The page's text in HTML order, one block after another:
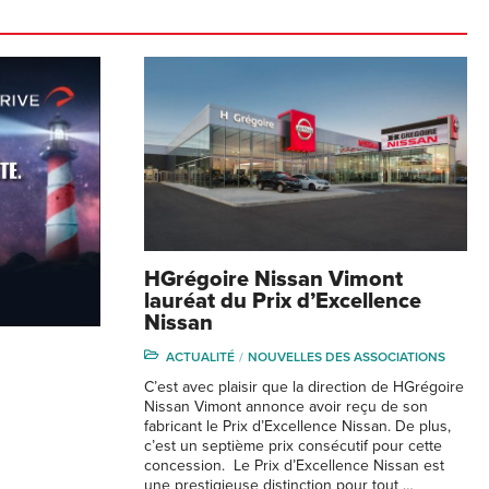
HGrégoire Nissan Vimont
lauréat du Prix d’Excellence
Nissan
ACTUALITÉ NOUVELLES DES ASSOCIATIONS
C’est avec plaisir que la direction de HGrégoire
Nissan Vimont annonce avoir reçu de son
fabricant le Prix d’Excellence Nissan. De plus,
c’est un septième prix consécutif pour cette
concession. Le Prix d’Excellence Nissan est
une prestigieuse distinction pour tout …